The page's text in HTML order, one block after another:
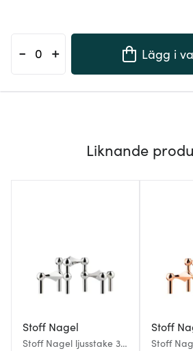
- + Lägg i
Liknande
Stoff Nagel
Stoff Nagel ljusstake 3-
Stoff
Stoff